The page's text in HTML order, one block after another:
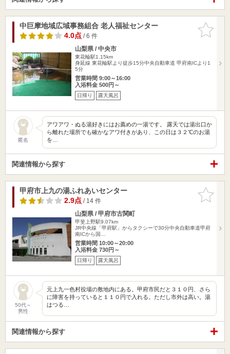
お気に入
りに追加
中巨摩地域広域事務組合 老人福祉センター
4.0点/ 6 件
山梨県 / 中央市
東花輪駅1.15km
身延線 東花輪駅より徒歩15分中央自動車道 甲府南ICより1
5分
営業時間 9:00～16:00
入浴料金 500円～
日帰り 露天風呂
匿名
アワアワ・ぬる湯好きにはお薦めの一湯です。 露天では湯出口か
ら離れた場所でも確かなアワ付きがあり、この日は３２℃のお湯
を…
関連情報から探す
お気に入
りに追加
甲府市上九の湯ふれあいセンター
2.9点/ 14 件
山梨県 / 甲府市古関町
甲斐上野駅9.07km
JR中央線「甲府駅」からタクシーで30分中央自動車道甲府
南ICから国…
営業時間 10:00～20:00
入浴料金 730円～
日帰り 露天風呂
50代～
男性
元上九一色村役場の敷地内にある。甲府市民だと３１０円、さら
に障害を持っていると１１０円で入れる。ただし市外は高い。湯
はつる…
関連情報から探す